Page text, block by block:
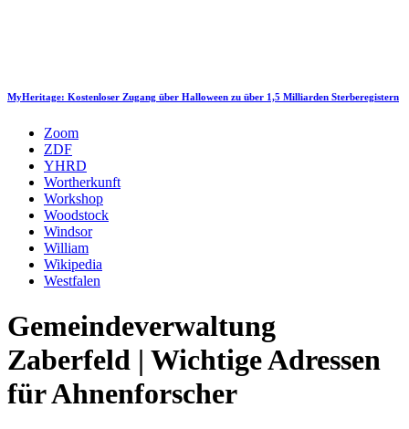
MyHeritage: Kostenloser Zugang über Halloween zu über 1,5 Milliarden Sterberegistern
Zoom
ZDF
YHRD
Wortherkunft
Workshop
Woodstock
Windsor
William
Wikipedia
Westfalen
Gemeindeverwaltung
Zaberfeld | Wichtige Adressen
für Ahnenforscher